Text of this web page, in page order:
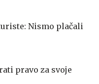
Nismo plačali
pravo za svoje